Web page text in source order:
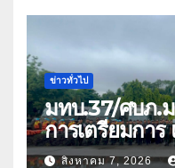
ข่าวทั่วไป
มทบ.37/ศบภ.
การเตรียมกา
ด้านการบรรเ
สิงหาคม 7, 2026